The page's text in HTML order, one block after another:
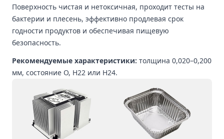
Поверхность чистая и нетоксичная, проходит тесты на
бактерии и плесень, эффективно продлевая срок
годности продуктов и обеспечивая пищевую
безопасность.
Рекомендуемые характеристики: толщина 0,020–0,200
мм, состояние O, H22 или H24.